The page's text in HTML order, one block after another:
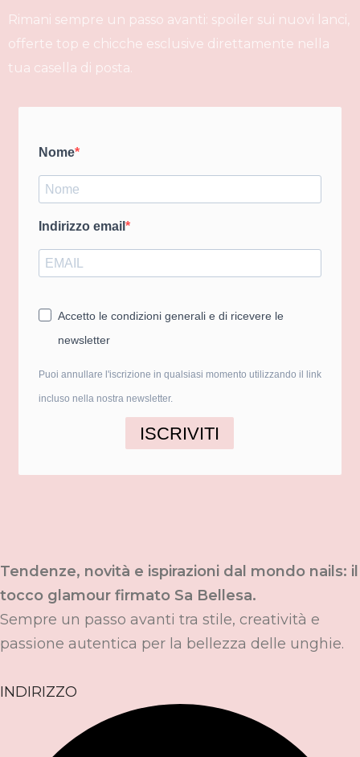
Rimani sempre un passo avanti: spoiler sui nuovi lanci,
offerte top e chicche esclusive direttamente nella
tua casella di posta.
Nome
Indirizzo email
Accetto le condizioni generali e di ricevere le
newsletter
Puoi annullare l'iscrizione in qualsiasi momento utilizzando il link
incluso nella nostra newsletter.
ISCRIVITI
Tendenze, novità e ispirazioni dal mondo nails: il
tocco glamour firmato Sa Bellesa.
Sempre un passo avanti tra stile, creatività e
passione autentica per la bellezza delle unghie.
INDIRIZZO